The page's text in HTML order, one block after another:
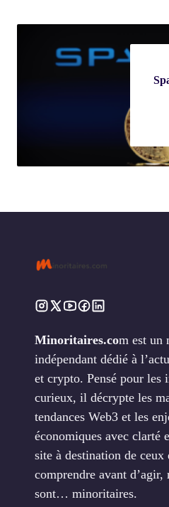
Minoritaires.com est un
indépendant dédié à
et crypto. Pensé pour les
curieux, il décrypte les
tendances Web3 et les
économiques avec clarté
site à destination de
comprendre avant d’agir,
sont… minoritaires.